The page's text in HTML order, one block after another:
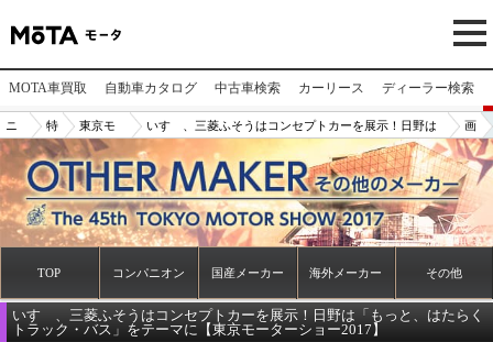
MOTA車買取 自動車カタログ 中古車検索 カーリース ディーラー検索
ニ
ュ
ー
ス/
記
特
集
東京モ
ーター
ショー2
017
いすゞ、三菱ふそうはコンセプトカーを展示！日野は
「もっと、はたらくトラック・バス」をテーマに【東
京モーターショー2017】
画
像
N
o.
8
TOP コンパニオン 国産メーカー 海外メーカー その他
いすゞ、三菱ふそうはコンセプトカーを展示！日野は「もっと、はたらく
トラック・バス」をテーマに【東京モーターショー2017】